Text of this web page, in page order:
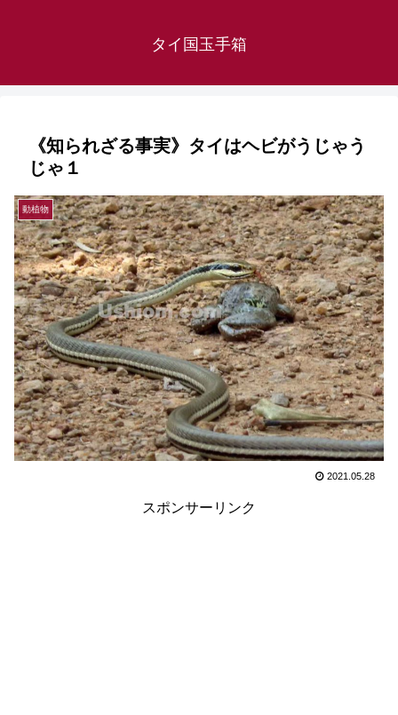
タイ国玉手箱
《知られざる事実》タイはヘビがうじゃう
じゃ１
動植物
2021.05.28
スポンサーリンク